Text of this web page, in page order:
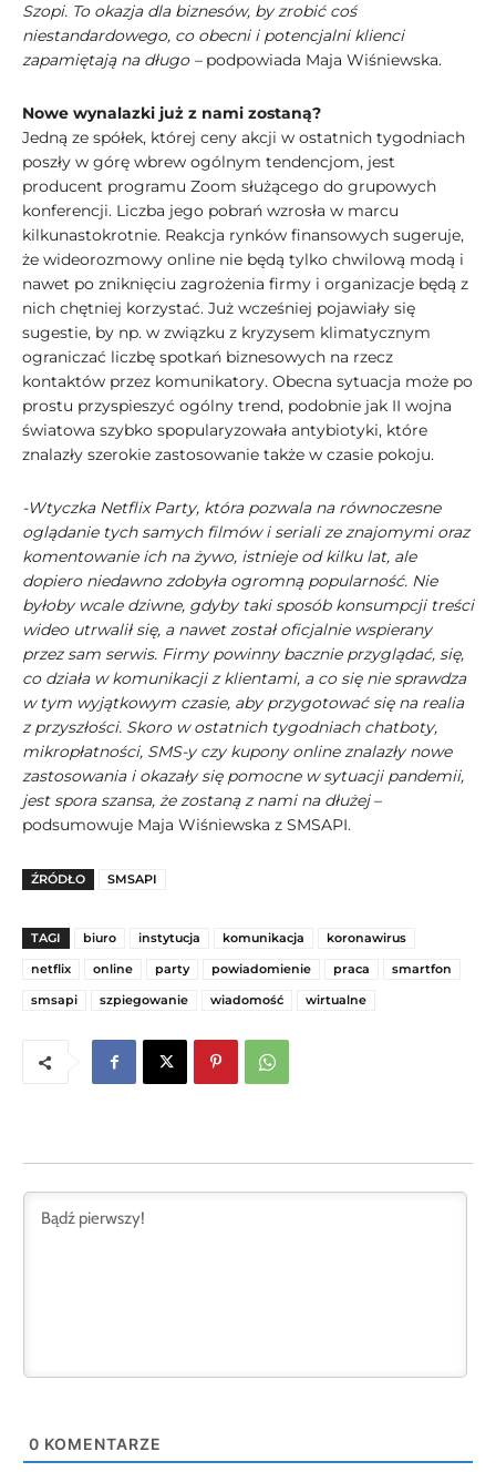
Szopi. To okazja dla biznesów, by zrobić coś
niestandardowego, co obecni i potencjalni klienci
zapamiętają na długo – podpowiada Maja Wiśniewska.
Nowe wynalazki już z nami zostaną?
Jedną ze spółek, której ceny akcji w ostatnich tygodniach
poszły w górę wbrew ogólnym tendencjom, jest
producent programu Zoom służącego do grupowych
konferencji. Liczba jego pobrań wzrosła w marcu
kilkunastokrotnie. Reakcja rynków finansowych sugeruje,
że wideorozmowy online nie będą tylko chwilową modą i
nawet po zniknięciu zagrożenia firmy i organizacje będą z
nich chętniej korzystać. Już wcześniej pojawiały się
sugestie, by np. w związku z kryzysem klimatycznym
ograniczać liczbę spotkań biznesowych na rzecz
kontaktów przez komunikatory. Obecna sytuacja może po
prostu przyspieszyć ogólny trend, podobnie jak II wojna
światowa szybko spopularyzowała antybiotyki, które
znalazły szerokie zastosowanie także w czasie pokoju.
-Wtyczka Netflix Party, która pozwala na równoczesne
oglądanie tych samych filmów i seriali ze znajomymi oraz
komentowanie ich na żywo, istnieje od kilku lat, ale
dopiero niedawno zdobyła ogromną popularność. Nie
byłoby wcale dziwne, gdyby taki sposób konsumpcji treści
wideo utrwalił się, a nawet został oficjalnie wspierany
przez sam serwis. Firmy powinny bacznie przyglądać, się,
co działa w komunikacji z klientami, a co się nie sprawdza
w tym wyjątkowym czasie, aby przygotować się na realia
z przyszłości. Skoro w ostatnich tygodniach chatboty,
mikropłatności, SMS-y czy kupony online znalazły nowe
zastosowania i okazały się pomocne w sytuacji pandemii,
jest spora szansa, że zostaną z nami na dłużej–
podsumowuje Maja Wiśniewska z SMSAPI.
ŹRÓDŁO SMSAPI
TAGI biuro instytucja komunikacja
koronawirus
netflix
online party powiadomienie praca
smartfon
smsapi
szpiegowanie wiadomość wirtualne
0 KOMENTARZE